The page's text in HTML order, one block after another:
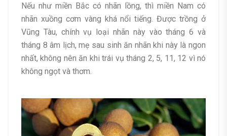
Nếu như miền Bắc có nhãn lồng, thì miền Nam có
nhãn xuồng cơm vàng khá nổi tiếng. Được trồng ở
Vũng Tàu, chính vụ loại nhãn này vào tháng 6 và
tháng 8 âm lịch, mẹ sau sinh ăn nhãn khi này là ngon
nhất, không nên ăn khi trái vụ tháng 2, 5, 11, 12 vì nó
không ngọt và thơm.